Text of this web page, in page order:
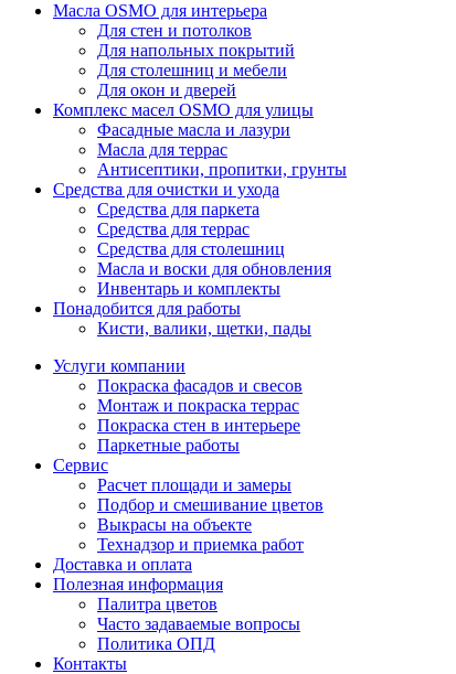
Масла OSMO для интерьера
Для стен и потолков
Для напольных покрытий
Для столешниц и мебели
Для окон и дверей
Комплекс масел OSMO для улицы
Фасадные масла и лазури
Масла для террас
Антисептики, пропитки, грунты
Средства для очистки и ухода
Средства для паркета
Средства для террас
Средства для столешниц
Масла и воски для обновления
Инвентарь и комплекты
Понадобится для работы
Кисти, валики, щетки, пады
Услуги компании
Покраска фасадов и свесов
Монтаж и покраска террас
Покраска стен в интерьере
Паркетные работы
Сервис
Расчет площади и замеры
Подбор и смешивание цветов
Выкрасы на объекте
Технадзор и приемка работ
Доставка и оплата
Полезная информация
Палитра цветов
Часто задаваемые вопросы
Политика ОПД
Контакты